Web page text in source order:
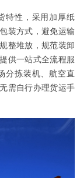
特性，采用加厚纸
装方式，避免运输
整堆放，规范装卸
供一站式全流程服
分拣装机、航空直
需自行办理货运手